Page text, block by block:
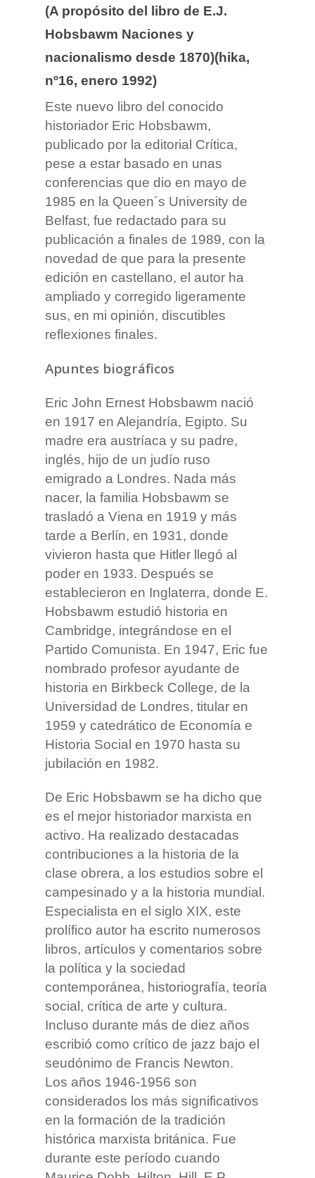
(A propósito del libro de E.J.
Hobsbawm Naciones y
nacionalismo desde 1870)(hika,
nº16, enero 1992)
Este nuevo libro del conocido
historiador Eric Hobsbawm,
publicado por la editorial Crítica,
pese a estar basado en unas
conferencias que dio en mayo de
1985 en la Queen´s University de
Belfast, fue redactado para su
publicación a finales de 1989, con la
novedad de que para la presente
edición en castellano, el autor ha
ampliado y corregido ligeramente
sus, en mi opinión, discutibles
reflexiones finales.
Apuntes biográficos
Eric John Ernest Hobsbawm nació
en 1917 en Alejandría, Egipto. Su
madre era austríaca y su padre,
inglés, hijo de un judío ruso
emigrado a Londres. Nada más
nacer, la familia Hobsbawm se
trasladó a Viena en 1919 y más
tarde a Berlín, en 1931, donde
vivieron hasta que Hitler llegó al
poder en 1933. Después se
establecieron en Inglaterra, donde E.
Hobsbawm estudió historia en
Cambridge, integrándose en el
Partido Comunista. En 1947, Eric fue
nombrado profesor ayudante de
historia en Birkbeck College, de la
Universidad de Londres, titular en
1959 y catedrático de Economía e
Historia Social en 1970 hasta su
jubilación en 1982.
De Eric Hobsbawm se ha dicho que
es el mejor historiador marxista en
activo. Ha realizado destacadas
contribuciones a la historia de la
clase obrera, a los estudios sobre el
campesinado y a la historia mundial.
Especialista en el siglo XIX, este
prolífico autor ha escrito numerosos
libros, artículos y comentarios sobre
la política y la sociedad
contemporánea, historiografía, teoría
social, crítica de arte y cultura.
Incluso durante más de diez años
escribió como crítico de jazz bajo el
seudónimo de Francis Newton.
Los años 1946-1956 son
considerados los más significativos
en la formación de la tradición
histórica marxista británica. Fue
durante este período cuando